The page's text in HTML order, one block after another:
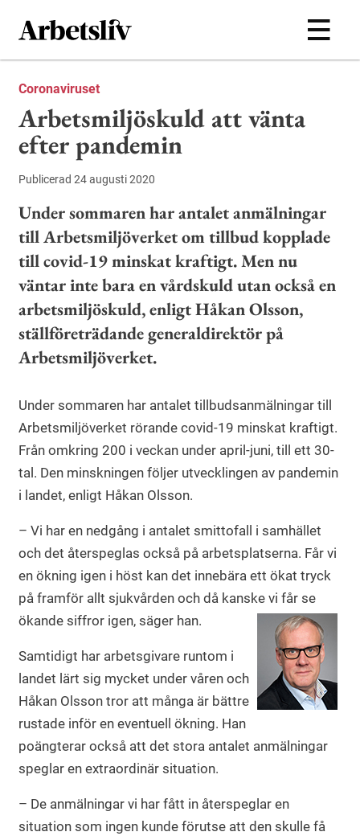
Hoppa till huvudinnehållet
Coronaviruset
Arbetsmiljöskuld att vänta
efter pandemin
Publicerad 24 augusti 2020
Under sommaren har antalet anmälningar
till Arbetsmiljöverket om tillbud kopplade
till covid-19 minskat kraftigt. Men nu
väntar inte bara en vårdskuld utan också en
arbetsmiljöskuld, enligt Håkan Olsson,
ställföreträdande generaldirektör på
Arbetsmiljöverket.
Under sommaren har antalet tillbudsanmälningar till
Arbetsmiljöverket rörande covid-19 minskat kraftigt.
Från omkring 200 i veckan under april-juni, till ett 30-
tal. Den minskningen följer utvecklingen av pandemin
i landet, enligt Håkan Olsson.
– Vi har en nedgång i antalet smittofall i samhället
och det återspeglas också på arbetsplatserna. Får vi
en ökning igen i höst kan det innebära ett ökat tryck
på framför allt sjukvården och då kanske vi får se
ökande siffror igen, säger han.
Samtidigt har arbetsgivare runtom i
landet lärt sig mycket under våren och
Håkan Olsson tror att många är bättre
rustade inför en eventuell ökning. Han
poängterar också att det stora antalet anmälningar
speglar en extraordinär situation.
– De anmälningar vi har fått in återspeglar en
situation som ingen kunde förutse att den skulle få